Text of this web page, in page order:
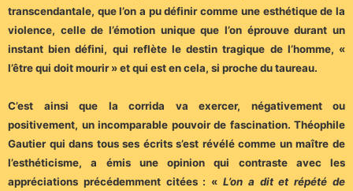
transcendantale, que l’on a pu définir comme une esthétique de la
violence, celle de l’émotion unique que l’on éprouve durant un
instant bien défini, qui reflète le destin tragique de l’homme, «
l’être qui doit mourir » et qui est en cela, si proche du taureau.
C’est ainsi que la corrida va exercer, négativement ou
positivement, un incomparable pouvoir de fascination. Théophile
Gautier qui dans tous ses écrits s’est révélé comme un maître de
l’esthéticisme, a émis une opinion qui contraste avec les
appréciations précédemment citées : « L’on a dit et répété de